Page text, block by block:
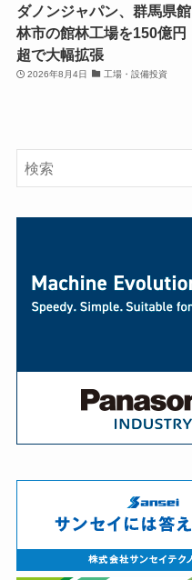
ダノンジャパン、群馬県館
林市の館林工場を150億円
超で大幅拡張
2026年8月4日 工場・設備投資